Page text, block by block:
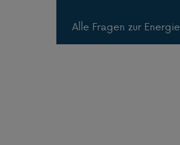
Alle Fragen zur Energie